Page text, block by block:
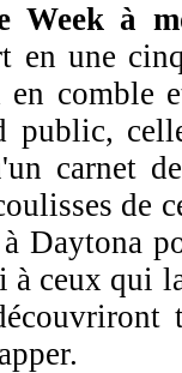
Week à
en une
comble
public,
carnet
de
Daytona
à ceux qui